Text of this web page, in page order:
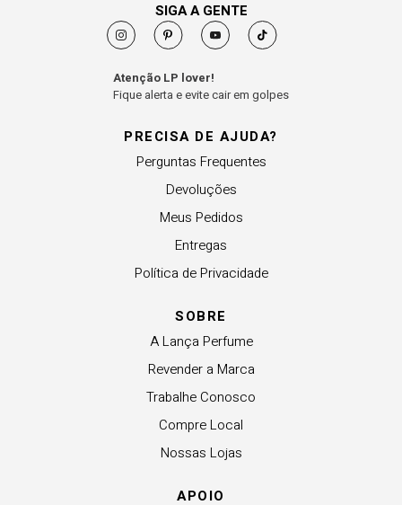
PRECISA DE AJUDA?
Perguntas Frequentes
Devoluções
Meus Pedidos
Entregas
Política de Privacidade
SOBRE
A Lança Perfume
Revender a Marca
Trabalhe Conosco
Compre Local
Nossas Lojas
APOIO
SIGA A GENTE
Atenção LP lover!
Fique alerta e evite cair em golpes